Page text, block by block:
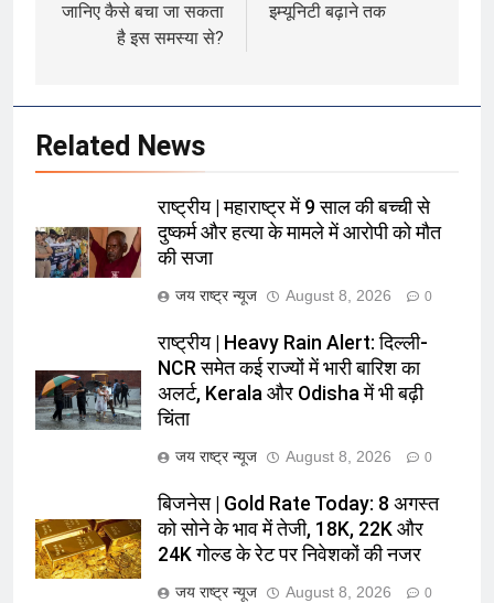
जानिए कैसे बचा जा सकता
है इस समस्या से?
इम्यूनिटी बढ़ाने तक
Related News
राष्ट्रीय | महाराष्ट्र में 9 साल की बच्ची से
दुष्कर्म और हत्या के मामले में आरोपी को मौत
की सजा
जय राष्ट्र न्यूज August 8, 2026 0
राष्ट्रीय | Heavy Rain Alert: दिल्ली-
NCR समेत कई राज्यों में भारी बारिश का
अलर्ट, Kerala और Odisha में भी बढ़ी
चिंता
जय राष्ट्र न्यूज August 8, 2026 0
बिजनेस | Gold Rate Today: 8 अगस्त
को सोने के भाव में तेजी, 18K, 22K और
24K गोल्ड के रेट पर निवेशकों की नजर
जय राष्ट्र न्यूज August 8, 2026 0